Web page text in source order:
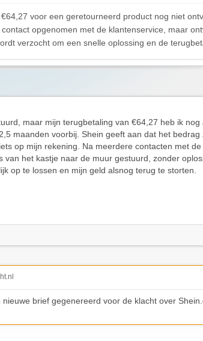
voor een geretourneerd product nog niet
opgenomen met de klantenservice, maar
verzocht om een snelle oplossing en de
maar mijn terugbetaling van €64,27 heb ik nog
maanden voorbij. Shein geeft aan dat het bedrag
op mijn rekening. Na meerdere contacten met de
van het kastje naar de muur gestuurd, zonder
op te lossen en mijn geld alsnog terug te storten.
nieuwe brief gegenereerd voor de klacht over